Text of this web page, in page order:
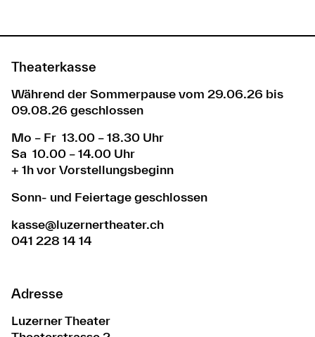
Theaterkasse
Während der Sommerpause vom 29.06.26 bis
09.08.26 geschlossen
Mo – Fr 13.00 – 18.30 Uhr
Sa 10.00 – 14.00 Uhr
+ 1h vor Vorstellungsbeginn
Sonn- und Feiertage geschlossen
kasse@luzernertheater.ch
041 228 14 14
Adresse
Luzerner Theater